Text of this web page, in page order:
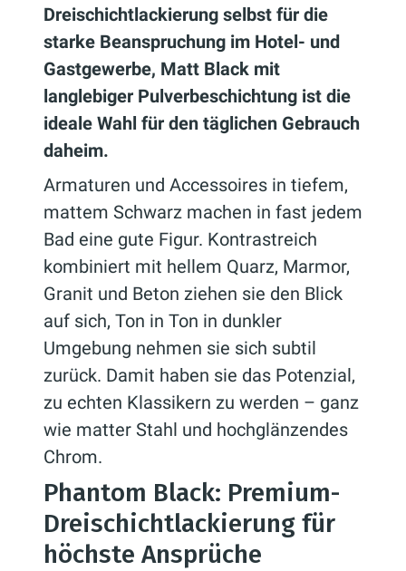
Dreischichtlackierung selbst für die
starke Beanspruchung im Hotel- und
Gastgewerbe, Matt Black mit
langlebiger Pulverbeschichtung ist die
ideale Wahl für den täglichen Gebrauch
daheim.
Armaturen und Accessoires in tiefem,
mattem Schwarz machen in fast jedem
Bad eine gute Figur. Kontrastreich
kombiniert mit hellem Quarz, Marmor,
Granit und Beton ziehen sie den Blick
auf sich, Ton in Ton in dunkler
Umgebung nehmen sie sich subtil
zurück. Damit haben sie das Potenzial,
zu echten Klassikern zu werden – ganz
wie matter Stahl und hochglänzendes
Chrom.
Phantom Black: Premium-
Dreischichtlackierung für
höchste Ansprüche